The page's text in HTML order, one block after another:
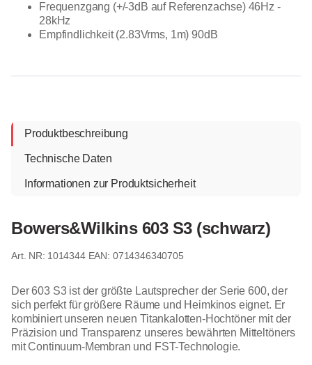
Frequenzgang (+/-3dB auf Referenzachse) 46Hz -
28kHz
Empfindlichkeit (2.83Vrms, 1m) 90dB
Produktbeschreibung
Technische Daten
Informationen zur Produktsicherheit
Bowers&Wilkins 603 S3 (schwarz)
1014344 EAN: 0714346340705
Der 603 S3 ist der größte Lautsprecher der Serie 600, der
sich perfekt für größere Räume und Heimkinos eignet. Er
kombiniert unseren neuen Titankalotten-Hochtöner mit der
Präzision und Transparenz unseres bewährten Mitteltöners
mit Continuum-Membran und FST-Technologie.